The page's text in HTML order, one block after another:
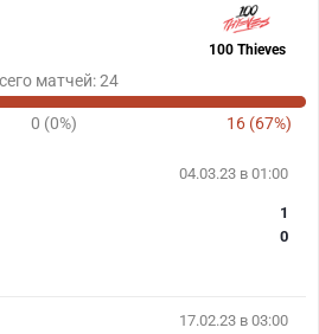
100 Thieves
матчей: 24
0 (0%) 16 (67%)
04.03.23 в 01:00
1
0
17.02.23 в 03:00